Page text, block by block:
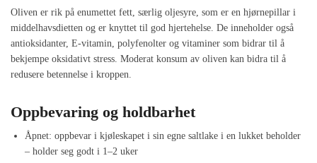
Oliven er rik på enumettet fett, særlig oljesyre, som er en hjørnepillar i
middelhavsdietten og er knyttet til god hjertehelse. De inneholder også
antioksidanter, E-vitamin, polyfenolter og vitaminer som bidrar til å
bekjempe oksidativt stress. Moderat konsum av oliven kan bidra til å
redusere betennelse i kroppen.
Oppbevaring og holdbarhet
Åpnet: oppbevar i kjøleskapet i sin egne saltlake i en lukket beholder
– holder seg godt i 1–2 uker